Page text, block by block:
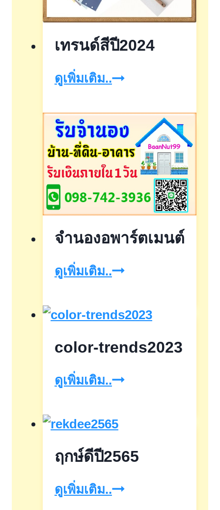
เทรนด์สีปี2024
ดูเพิ่มเติม..เท
สีปี2024
จำนองอพาร์ตเมนต์
ดูเพิ่มเติม..จำนอง
color-trends2023
ดูเพิ่มเติม..color-
ฤกษ์ดีปี2565
ดูเพิ่มเติม..ฤกษ์